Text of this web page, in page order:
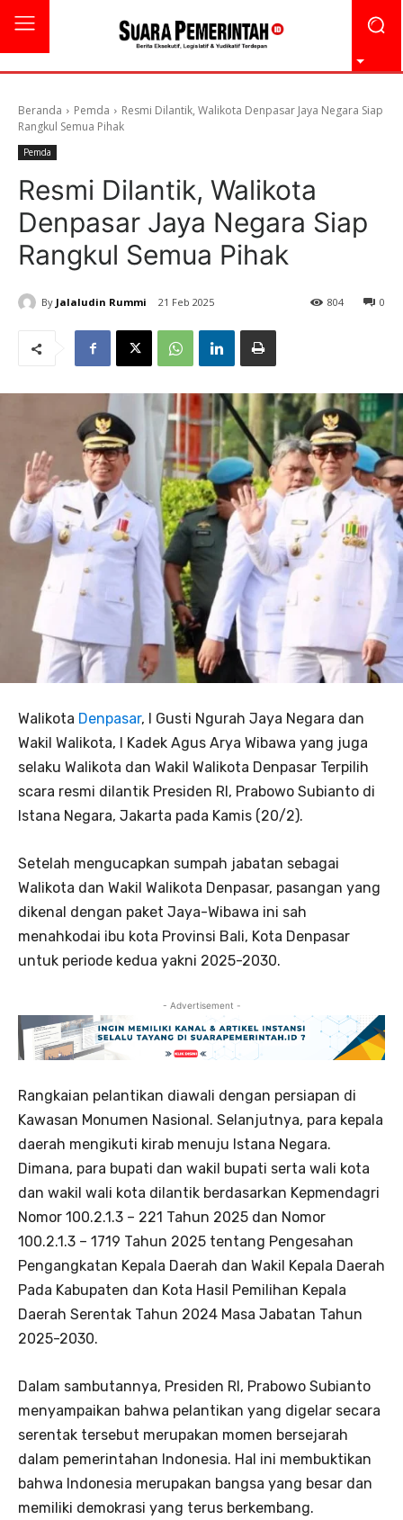
Beranda Pemda
Resmi Dilantik, Walikota Denpasar Jaya Negara Siap
Rangkul Semua Pihak
Pemda
Resmi Dilantik, Walikota
Denpasar Jaya Negara Siap
Rangkul Semua Pihak
By Jalaludin Rummi 21 Feb 2025 0
804
Walikota Denpasar, I Gusti Ngurah Jaya Negara dan
Wakil Walikota, I Kadek Agus Arya Wibawa yang juga
selaku Walikota dan Wakil Walikota Denpasar Terpilih
scara resmi dilantik Presiden RI, Prabowo Subianto di
Istana Negara, Jakarta pada Kamis (20/2).
Setelah mengucapkan sumpah jabatan sebagai
Walikota dan Wakil Walikota Denpasar, pasangan yang
dikenal dengan paket Jaya-Wibawa ini sah
menahkodai ibu kota Provinsi Bali, Kota Denpasar
untuk periode kedua yakni 2025-2030.
- Advertisement -
Rangkaian pelantikan diawali dengan persiapan di
Kawasan Monumen Nasional. Selanjutnya, para kepala
daerah mengikuti kirab menuju Istana Negara.
Dimana, para bupati dan wakil bupati serta wali kota
dan wakil wali kota dilantik berdasarkan Kepmendagri
Nomor 100.2.1.3 – 221 Tahun 2025 dan Nomor
100.2.1.3 – 1719 Tahun 2025 tentang Pengesahan
Pengangkatan Kepala Daerah dan Wakil Kepala Daerah
Pada Kabupaten dan Kota Hasil Pemilihan Kepala
Daerah Serentak Tahun 2024 Masa Jabatan Tahun
2025-2030.
Dalam sambutannya, Presiden RI, Prabowo Subianto
menyampaikan bahwa pelantikan yang digelar secara
serentak tersebut merupakan momen bersejarah
dalam pemerintahan Indonesia. Hal ini membuktikan
bahwa Indonesia merupakan bangsa yang besar dan
memiliki demokrasi yang terus berkembang.